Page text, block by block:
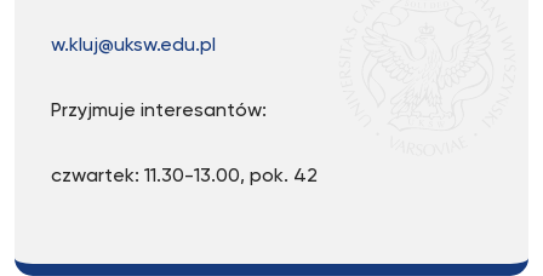
w.kluj@uksw.edu.pl
Przyjmuje interesantów:
czwartek: 11.30-13.00, pok. 42